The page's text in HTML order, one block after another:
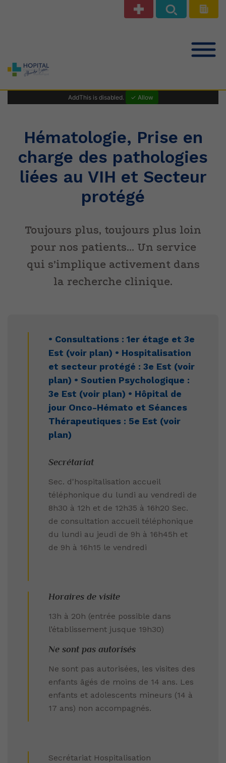
Notre offre de soins
Patients Public
Professionnels de santé
Le Centre Hospitalier
AddThis is disabled. ✓ Allow
Hématologie, Prise en
charge des pathologies
liées au VIH et Secteur
protégé
Toujours plus, toujours plus loin
pour nos patients… Un service
qui s’implique activement dans
la recherche clinique.
• Consultations : 1er étage et 3e
Est (voir plan) • Hospitalisation
et secteur protégé : 3e Est (voir
plan) • Soutien Psychologique :
3e Est (voir plan) • Hôpital de
jour Onco-Hémato et Séances
Thérapeutiques : 5e Est (voir
plan)
Secrétariat
Sec. d'hospitalisation accueil
téléphonique du lundi au vendredi de
8h30 à 12h et de 12h35 à 16h20 Sec.
de consultation accueil téléphonique
du lundi au jeudi de 9h à 16h45h et
de 9h à 16h15 le vendredi
Horaires de visite
13h à 20h (entrée possible dans
l’établissement jusque 19h30)
Ne sont pas autorisés
Ne sont pas autorisées, les visites des
enfants âgés de moins de 14 ans. Les
enfants et adolescents mineurs (14 à
17 ans) non accompagnés.
Secrétariat Hospitalisation